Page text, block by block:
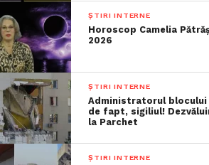
ȘTIRI INTERNE
Horoscop Camelia
2026
ȘTIRI INTERNE
Administratorul blocului
de fapt, sigiliul!
la Parchet
ȘTIRI INTERNE